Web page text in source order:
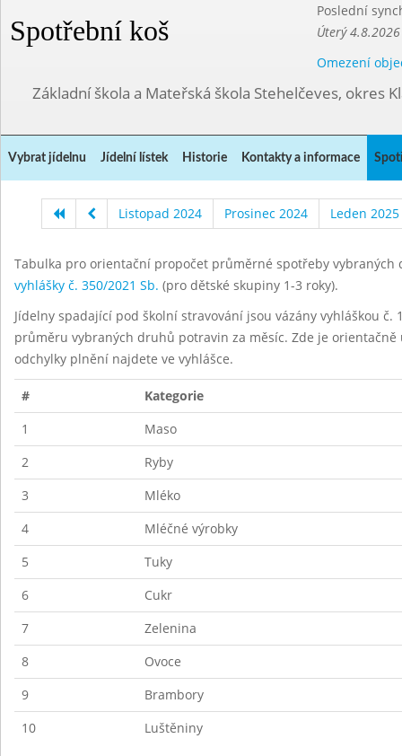
Spotřební koš
Poslední
Úterý
Omezení
Základní škola a Mateřská škola Stehelčeves, okres
Vybrat jídelnu Jídelní lístek Historie Kontakty a informace
Listopad 2024 Prosinec 2024 Leden 2025
Tabulka pro orientační propočet průměrné spotřeby
vyhlášky č. 350/2021 Sb. (pro dětské skupiny 1-3 roky).
Jídelny spadající pod školní stravování jsou vázány vyhláškou
průměru vybraných druhů potravin za měsíc. Zde je
odchylky plnění najdete ve vyhlášce.
#
Kategorie
1
Maso
2
Ryby
3
Mléko
4
Mléčné výrobky
5
Tuky
6
Cukr
7
Zelenina
8
Ovoce
9
Brambory
10
Luštěniny